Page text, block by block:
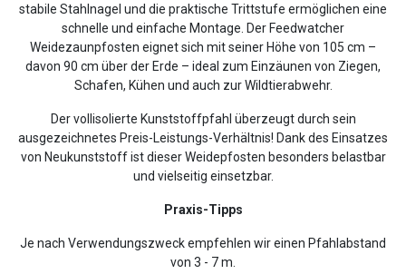
stabile Stahlnagel und die praktische Trittstufe ermöglichen eine
schnelle und einfache Montage. Der Feedwatcher
Weidezaunpfosten eignet sich mit seiner Höhe von 105 cm –
davon 90 cm über der Erde – ideal zum Einzäunen von Ziegen,
Schafen, Kühen und auch zur Wildtierabwehr.
Der vollisolierte Kunststoffpfahl überzeugt durch sein
ausgezeichnetes Preis-Leistungs-Verhältnis! Dank des Einsatzes
von Neukunststoff ist dieser Weidepfosten besonders belastbar
und vielseitig einsetzbar.
Praxis-Tipps
Je nach Verwendungszweck empfehlen wir einen Pfahlabstand
von 3 - 7 m.